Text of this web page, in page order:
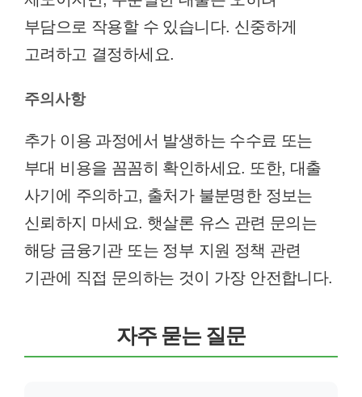
부담으로 작용할 수 있습니다. 신중하게
고려하고 결정하세요.
주의사항
추가 이용 과정에서 발생하는 수수료 또는
부대 비용을 꼼꼼히 확인하세요. 또한, 대출
사기에 주의하고, 출처가 불분명한 정보는
신뢰하지 마세요. 햇살론 유스 관련 문의는
해당 금융기관 또는 정부 지원 정책 관련
기관에 직접 문의하는 것이 가장 안전합니다.
자주 묻는 질문